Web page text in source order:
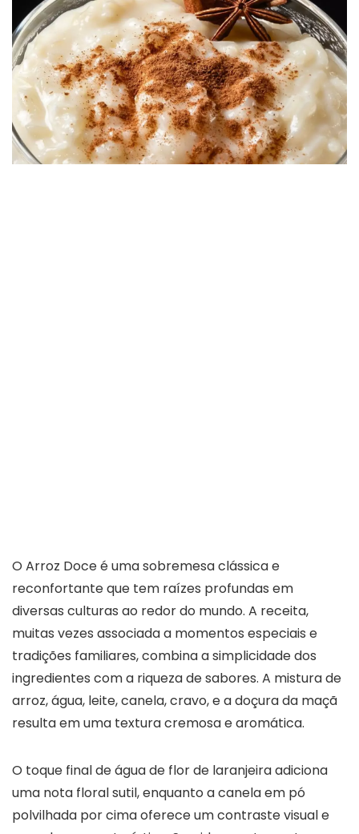
O Arroz Doce é uma sobremesa clássica e
reconfortante que tem raízes profundas em
diversas culturas ao redor do mundo. A receita,
muitas vezes associada a momentos especiais e
tradições familiares, combina a simplicidade dos
ingredientes com a riqueza de sabores. A mistura de
arroz, água, leite, canela, cravo, e a doçura da maçã
resulta em uma textura cremosa e aromática.
O toque final de água de flor de laranjeira adiciona
uma nota floral sutil, enquanto a canela em pó
polvilhada por cima oferece um contraste visual e